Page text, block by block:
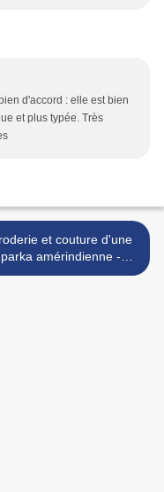
d'accord : elle est bien
et plus typée. Très
et couture d'une
parka amérindienne -
and sewing of a